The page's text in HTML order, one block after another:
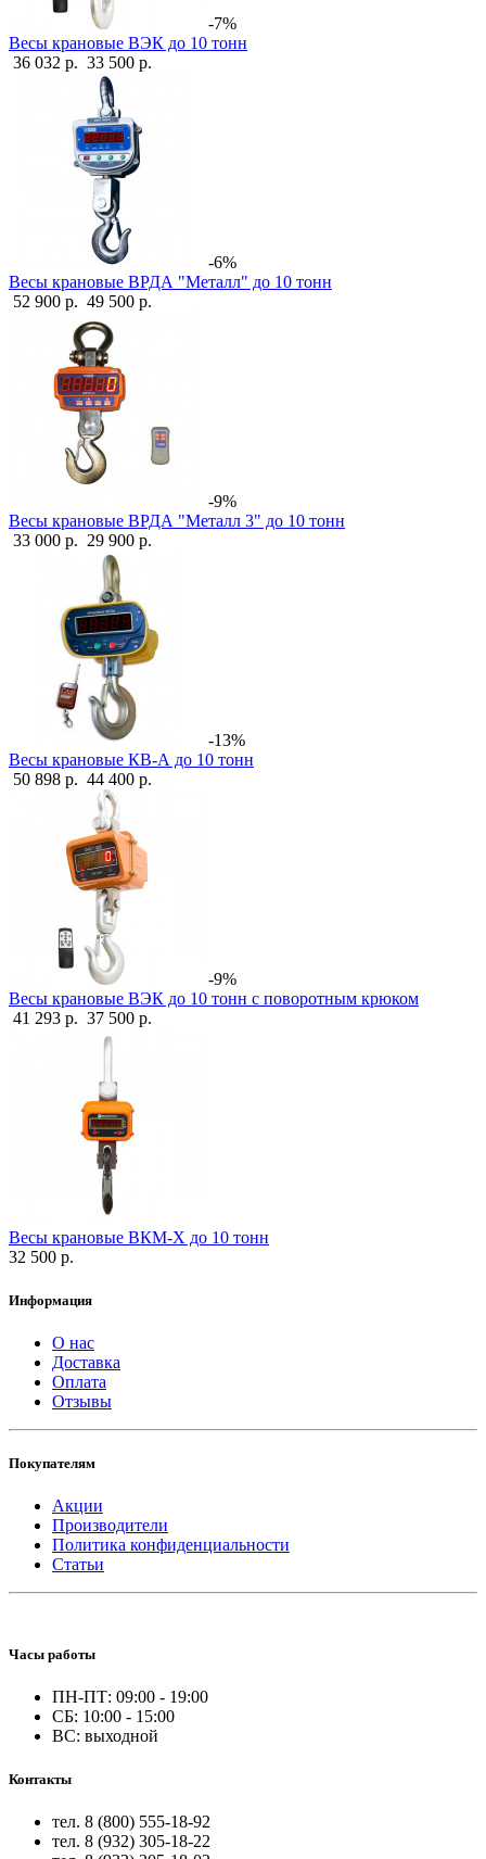
-7%
Весы крановые ВЭК до 10 тонн
36 032 р. 33 500 р.
-6%
Весы крановые ВРДА "Металл" до 10 тонн
52 900 р. 49 500 р.
-9%
Весы крановые ВРДА "Металл 3" до 10 тонн
33 000 р. 29 900 р.
-13%
Весы крановые КВ-А до 10 тонн
50 898 р. 44 400 р.
-9%
Весы крановые ВЭК до 10 тонн с поворотным крюком
41 293 р. 37 500 р.
Весы крановые ВКМ-X до 10 тонн
32 500 р.
Информация
О нас
Доставка
Оплата
Отзывы
Покупателям
Акции
Производители
Политика конфиденциальности
Статьи
Часы работы
ПН-ПТ: 09:00 - 19:00
СБ: 10:00 - 15:00
ВС: выходной
Контакты
тел. 8 (800) 555-18-92
тел. 8 (932) 305-18-22